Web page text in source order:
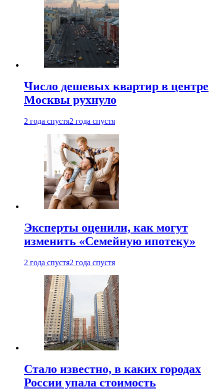
Число дешевых квартир в центре
Москвы рухнуло
2 года спустя2 года спустя
Эксперты оценили, как могут
изменить «Семейную ипотеку»
2 года спустя2 года спустя
Стало известно, в каких городах
России упала стоимость